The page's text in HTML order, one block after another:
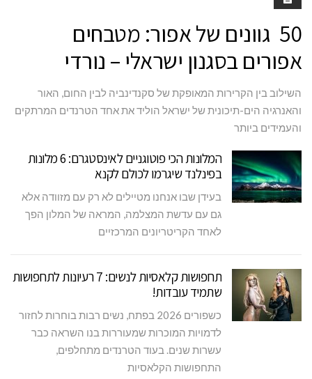
50 גוונים של אפור: מטבחים
אפורים בסגנון ישראלי – נורדי
השילוב בין הקרירות המאופקת של סקנדינביה לבין החום, האור
והאנרגיה הים-תיכונית של ישראל הוליד את אחד הטרנדים המרתקים
והעמידים ביותר
המלונות הכי פוטוגניים לאינסטגרם: 6 מלונות
בפינלנד שיגרמו לכולם לקנא
בעידן שבו אנחנו מטיילים לא רק עם מזוודה אלא
גם עם עדשת המצלמה, המראה של המלון הפך
לאחד הקריטריונים המרכזיים
תחפושות קלאסיות לנשים: 7 רעיונות לתחפושות
שתמיד עובדות!
כשפורים 2026 בפתח, נשים רבות בוחרות לחזור
לדמויות המוכרות שמעוררות בנו השראה כבר
עשרות שנים. בעוד הטרנדים מתחלפים,
התחפושות הקלאסיות